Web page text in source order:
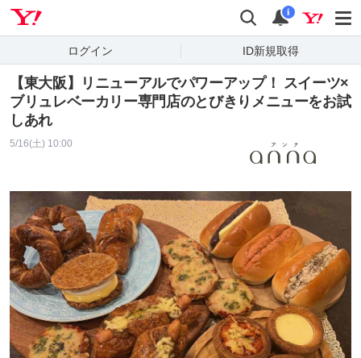
検索 通知
i
ログイン ID新規取得
【東大阪】リニューアルでパワーアップ！ スイーツ×
ブリュレベーカリー専門店のとびきりメニューをお試
しあれ
5/16(土) 10:00